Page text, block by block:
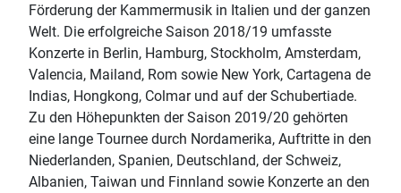
Förderung der Kammermusik in Italien und der ganzen
Welt. Die erfolgreiche Saison 2018/19 umfasste
Konzerte in Berlin, Hamburg, Stockholm, Amsterdam,
Valencia, Mailand, Rom sowie New York, Cartagena de
Indias, Hongkong, Colmar und auf der Schubertiade.
Zu den Höhepunkten der Saison 2019/20 gehörten
eine lange Tournee durch Nordamerika, Auftritte in den
Niederlanden, Spanien, Deutschland, der Schweiz,
Albanien, Taiwan und Finnland sowie Konzerte an den